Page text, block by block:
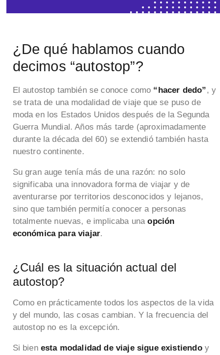
¿De qué hablamos cuando
decimos “autostop”?
El autostop también se conoce como “hacer dedo”, y
se trata de una modalidad de viaje que se puso de
moda en los Estados Unidos después de la Segunda
Guerra Mundial. Años más tarde (aproximadamente
durante la década del 60) se extendió también hasta
nuestro continente.
Su gran auge tenía más de una razón: no solo
significaba una innovadora forma de viajar y de
aventurarse por territorios desconocidos y lejanos,
sino que también permitía conocer a personas
totalmente nuevas, e implicaba unaopción
económica para viajar.
¿Cuál es la situación actual del
autostop?
Como en prácticamente todos los aspectos de la vida
y del mundo, las cosas cambian. Y la frecuencia del
autostop no es la excepción.
Si bien esta modalidad de viaje sigue existiendoy